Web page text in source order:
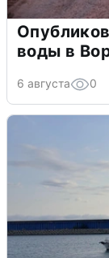
воды в
6 августа 0